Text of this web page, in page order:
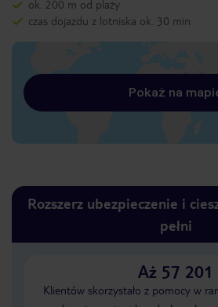
ok. 200 m od plaży
czas dojazdu z lotniska ok. 30 min
Pokaż na
Rozszerz ubezpieczenie i
pełni
Aż 57 201
Klientów skorzystało z pomocy w